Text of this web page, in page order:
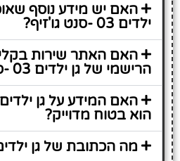
האם יש מידע נוסף
ילדים 03 -סנט גו'זיף?
האם האתר שירות
הרישמי של גן ילדים 03 -סנט גו'זיף?
הוא בטוח מדוייק?
מה הכתובת של גן ילדים 03 -סנט